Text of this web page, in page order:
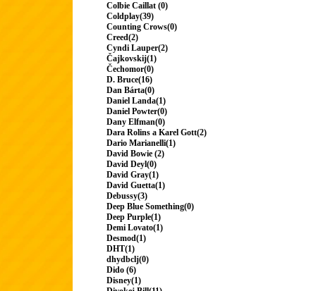
Colbie Caillat (0)
Coldplay(39)
Counting Crows(0)
Creed(2)
Cyndi Lauper(2)
Čajkovskij(1)
Čechomor(0)
D. Bruce(16)
Dan Bárta(0)
Daniel Landa(1)
Daniel Powter(0)
Dany Elfman(0)
Dara Rolins a Karel Gott(2)
Dario Marianelli(1)
David Bowie (2)
David Deyl(0)
David Gray(1)
David Guetta(1)
Debussy(3)
Deep Blue Something(0)
Deep Purple(1)
Demi Lovato(1)
Desmod(1)
DHT(1)
dhydbclj(0)
Dido (6)
Disney(1)